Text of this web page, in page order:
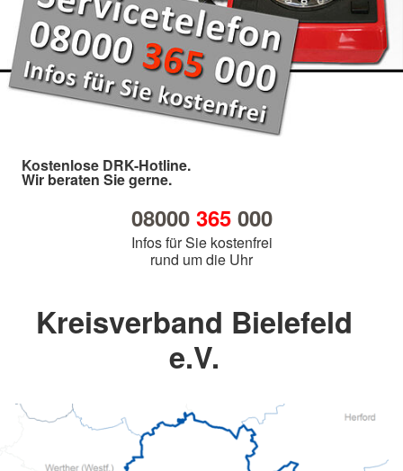
Kostenlose DRK-Hotline.
Wir beraten Sie gerne.
08000 365000
Infos für Sie kostenfrei
rund um die Uhr
Kreisverband Bielefeld
e.V.